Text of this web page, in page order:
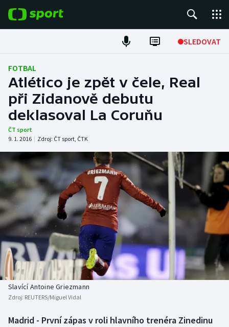
SLEDOVAT
Fotbal
Hokej
Tenis
Atletika
Cyklistika
DALŠÍ SPORTY
Americký fotbal
Baseball a softbal
Basketbal
Biatlon
NEPŘEHLÉDNĚTE
Soutěže
Historické návraty
Aplikace ČT sport
FOTBAL
Atlético je zpět v čele, Real
při Zidanově debutu
deklasoval La Coruňu
ČT sport
9. 1. 2016 | Zdroj: ČT sport, ČTK
Slavící Antoine Griezmann
Zdroj: REUTERS/Miguel Vidal
Madrid - První zápas v roli hlavního trenéra Zinedinu